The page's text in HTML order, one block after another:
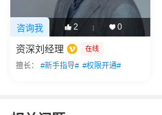
咨询我 2 | 0
资深刘经理 在线
擅长： #新手指导# #权限开通#